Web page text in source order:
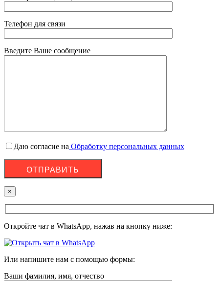
Телефон для связи
Введите Ваше сообщение
Даю согласие на Обработку персональных данных
×
Откройте чат в WhatsApp, нажав на кнопку ниже:
Или напишите нам с помощью формы:
Ваши фамилия, имя, отчество